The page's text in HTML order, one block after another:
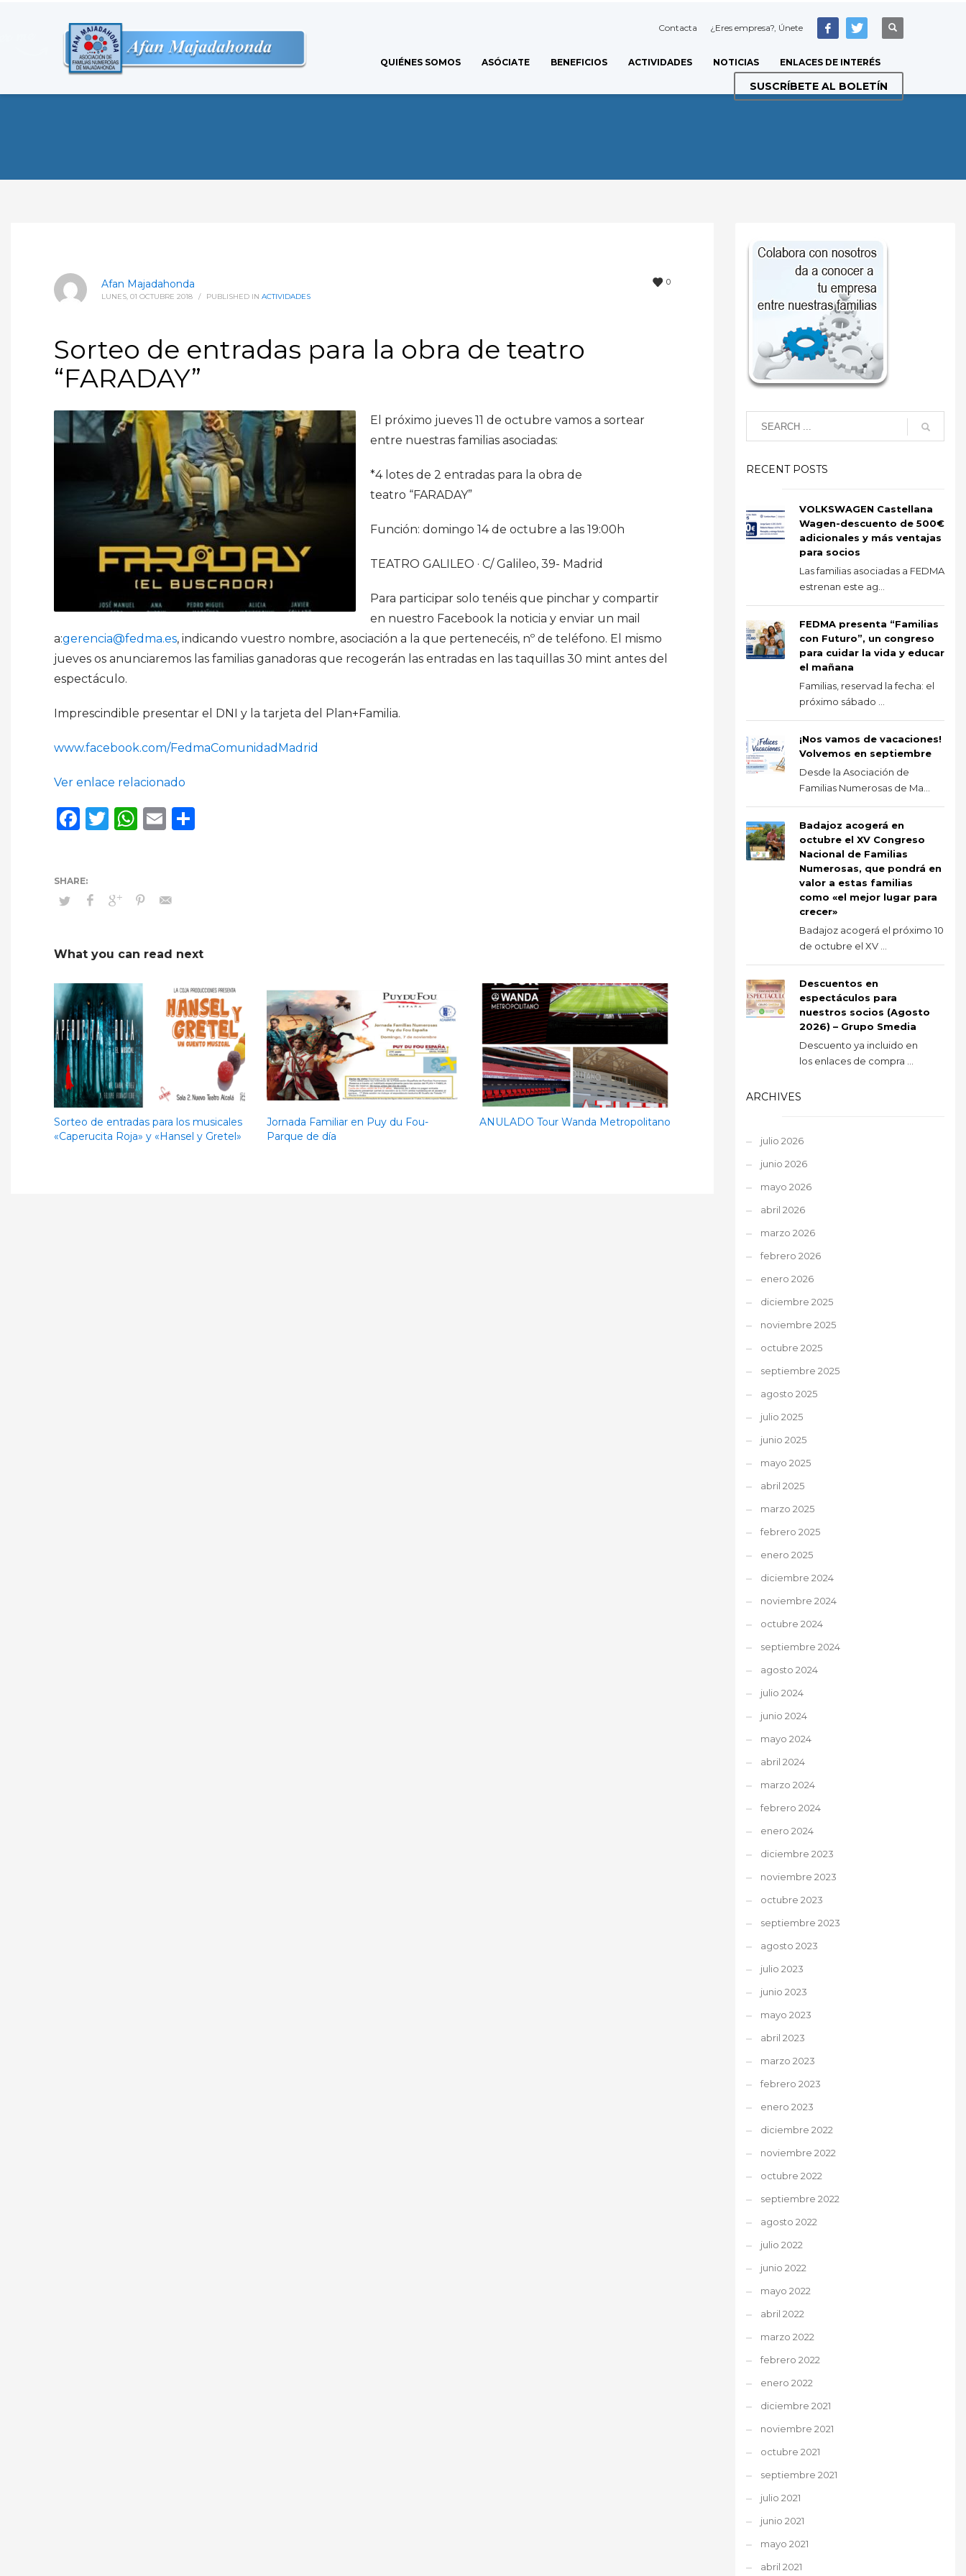
Contacta ¿Eres empresa?, Únete
QUIÉNES SOMOS ASÓCIATE BENEFICIOS ACTIVIDADES NOTICIAS ENLACES DE INTERÉS
SUSCRÍBETE AL BOLETÍN
0
Afan Majadahonda
LUNES, 01 OCTUBRE 2018 / PUBLISHED IN ACTIVIDADES
Sorteo de entradas para la obra de teatro
“FARADAY”
El próximo jueves 11 de octubre vamos a sortear
entre nuestras familias asociadas:
*4 lotes de 2 entradas para la obra de
teatro “FARADAY”
Función: domingo 14 de octubre a las 19:00h
TEATRO GALILEO · C/ Galileo, 39- Madrid
Para participar solo tenéis que pinchar y compartir
en nuestro Facebook la noticia y enviar un mail
a:gerencia@fedma.es, indicando vuestro nombre, asociación a la que pertenecéis, nº de teléfono. El mismo
jueves os anunciaremos las familias ganadoras que recogerán las entradas en las taquillas 30 mint antes del
espectáculo.
Imprescindible presentar el DNI y la tarjeta del Plan+Familia.
www.facebook.com/FedmaComunidadMadrid
Ver enlace relacionado
Facebook
Twitter
WhatsApp
Email
What you can read next
Sorteo de entradas para los musicales
«Caperucita Roja» y «Hansel y Gretel»
Jornada Familiar en Puy du Fou-
Parque de día
ANULADO Tour Wanda Metropolitano
RECENT POSTS
VOLKSWAGEN Castellana
Wagen-descuento de 500€
adicionales y más ventajas
para socios
Las familias asociadas a FEDMA
estrenan este ag...
FEDMA presenta “Familias
con Futuro”, un congreso
para cuidar la vida y educar
el mañana
Familias, reservad la fecha: el
próximo sábado ...
¡Nos vamos de vacaciones!
Volvemos en septiembre
Desde la Asociación de
Familias Numerosas de Ma...
Badajoz acogerá en
octubre el XV Congreso
Nacional de Familias
Numerosas, que pondrá en
valor a estas familias
como «el mejor lugar para
crecer»
Badajoz acogerá el próximo 10
de octubre el XV ...
Descuentos en
espectáculos para
nuestros socios (Agosto
2026) – Grupo Smedia
Descuento ya incluido en
los enlaces de compra ...
ARCHIVES
julio 2026
junio 2026
mayo 2026
abril 2026
marzo 2026
febrero 2026
enero 2026
diciembre 2025
noviembre 2025
octubre 2025
septiembre 2025
agosto 2025
julio 2025
junio 2025
mayo 2025
abril 2025
marzo 2025
febrero 2025
enero 2025
diciembre 2024
noviembre 2024
octubre 2024
septiembre 2024
agosto 2024
julio 2024
junio 2024
mayo 2024
abril 2024
marzo 2024
febrero 2024
enero 2024
diciembre 2023
noviembre 2023
octubre 2023
septiembre 2023
agosto 2023
julio 2023
junio 2023
mayo 2023
abril 2023
marzo 2023
febrero 2023
enero 2023
diciembre 2022
noviembre 2022
octubre 2022
septiembre 2022
agosto 2022
julio 2022
junio 2022
mayo 2022
abril 2022
marzo 2022
febrero 2022
enero 2022
diciembre 2021
noviembre 2021
octubre 2021
septiembre 2021
julio 2021
junio 2021
mayo 2021
abril 2021